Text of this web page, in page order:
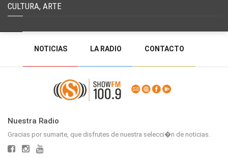
CULTURA, ARTE
NOTICIAS LA RADIO CONTACTO
PROGRAMACIÓN RADIO EN VIVO
DEJAR MENSAJE
Nuestra Radio
Gracias por sumarte, que disfrutes de nuestra selecci�n de noticias.